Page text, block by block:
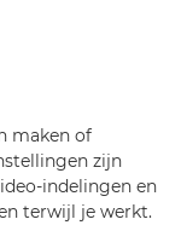
maken of
zijn
indelingen en
terwijl je werkt.